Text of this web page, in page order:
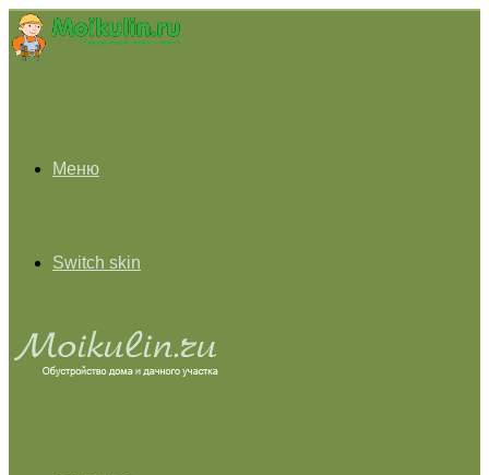
Меню
Switch skin